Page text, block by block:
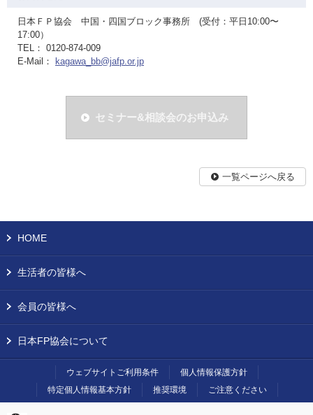
日本ＦＰ協会 中国・四国ブロック事務所 (受付：平日10:00〜
17:00）
TEL： 0120-874-009
E-Mail：
kagawa_bb@jafp.or.jp
セミナー&相談会のお申込み
一覧ページへ戻る
HOME
生活者の皆様へ
会員の皆様へ
日本FP協会について
ウェブサイトご利用条件
個人情報保護方針
特定個人情報基本方針
推奨環境 ご注意ください